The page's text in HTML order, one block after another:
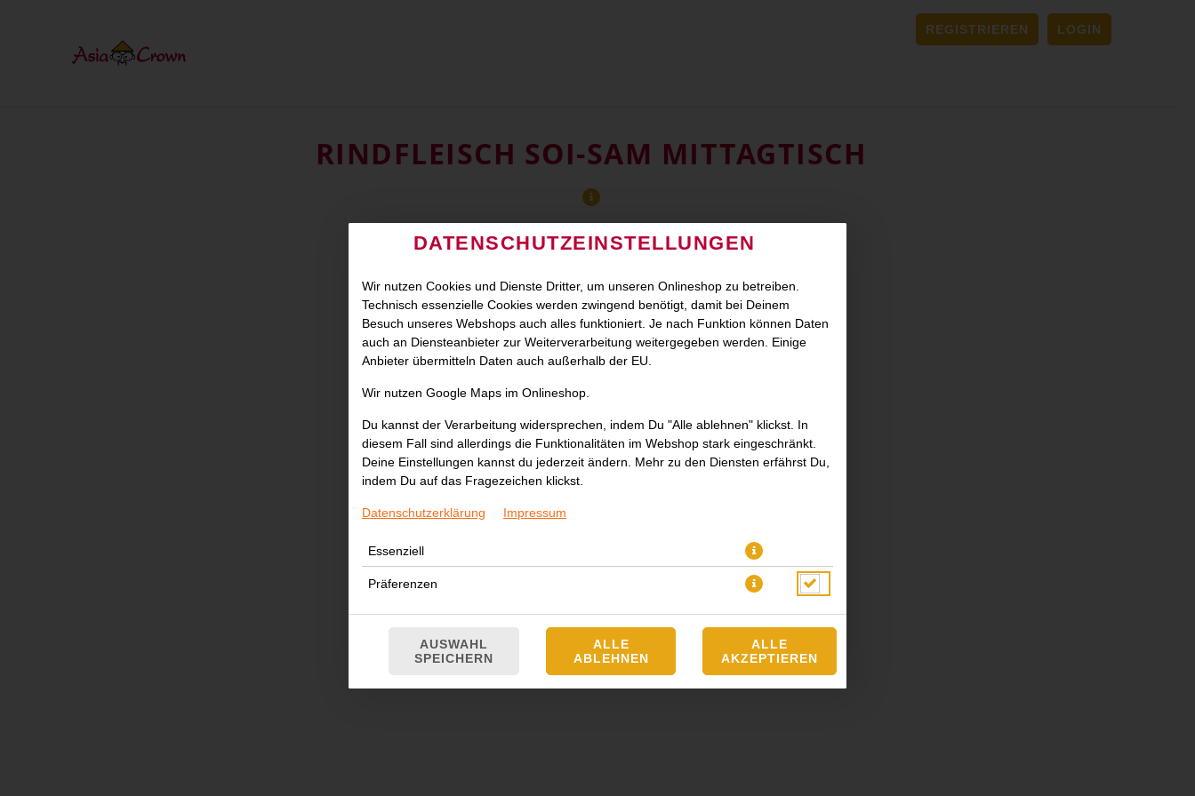
REGISTRIEREN LOGIN
RINDFLEISCH SOI-SAM MITTAGTISCH
DATENSCHUTZEINSTELLUNGEN
Wir nutzen Cookies und Dienste Dritter, um unseren Onlineshop zu betreiben.
Technisch essenzielle Cookies werden zwingend benötigt, damit bei Deinem
Besuch unseres Webshops auch alles funktioniert. Je nach Funktion können Daten
auch an Diensteanbieter zur Weiterverarbeitung weitergegeben werden. Einige
Anbieter übermitteln Daten auch außerhalb der EU.
Wir nutzen Google Maps im Onlineshop.
Du kannst der Verarbeitung widersprechen, indem Du "Alle ablehnen" klickst. In
diesem Fall sind allerdings die Funktionalitäten im Webshop stark eingeschränkt.
Deine Einstellungen kannst du jederzeit ändern. Mehr zu den Diensten erfährst Du,
indem Du auf das Fragezeichen klickst.
Datenschutzerklärung Impressum
Essenziell
Präferenzen
AUSWAHL
SPEICHERN
ALLE
ABLEHNEN
ALLE
AKZEPTIEREN